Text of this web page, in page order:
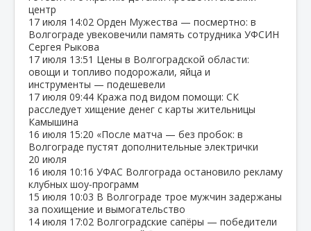
центр
17 июля 14:02 Орден Мужества — посмертно: в
Волгограде увековечили память сотрудника УФСИН
Сергея Рыкова
17 июля 13:51 Цены в Волгоградской области:
овощи и топливо подорожали, яйца и
инструменты — подешевели
17 июля 09:44 Кража под видом помощи: СК
расследует хищение денег с карты жительницы
Камышина
16 июля 15:20 «После матча — без пробок: в
Волгограде пустят дополнительные электрички
20 июля
16 июля 10:16 УФАС Волгограда остановило рекламу
клубных шоу‑программ
15 июля 10:03 В Волгограде трое мужчин задержаны
за похищение и вымогательство
14 июля 17:02 Волгоградские сапёры — победители